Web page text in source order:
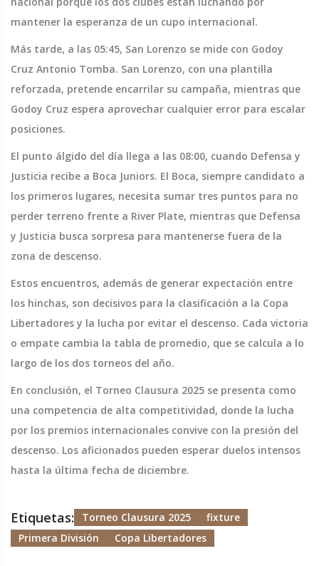
mantener la esperanza de un cupo internacional.
Más tarde, a las 05:45, San Lorenzo se mide con Godoy
Cruz Antonio Tomba. San Lorenzo, con una plantilla
reforzada, pretende encarrilar su campaña, mientras que
Godoy Cruz espera aprovechar cualquier error para escalar
posiciones.
El punto álgido del día llega a las 08:00, cuando Defensa y
Justicia recibe a Boca Juniors. El Boca, siempre candidato a
los primeros lugares, necesita sumar tres puntos para no
perder terreno frente a River Plate, mientras que Defensa
y Justicia busca sorpresa para mantenerse fuera de la
zona de descenso.
Estos encuentros, además de generar expectación entre
los hinchas, son decisivos para la clasificación a la Copa
Libertadores y la lucha por evitar el descenso. Cada victoria
o empate cambia la tabla de promedio, que se calcula a lo
largo de los dos torneos del año.
En conclusión, el Torneo Clausura 2025 se presenta como
una competencia de alta competitividad, donde la lucha
por los premios internacionales convive con la presión del
descenso. Los aficionados pueden esperar duelos intensos
hasta la última fecha de diciembre.
Etiquetas: Torneo Clausura 2025
fixture
Primera División
Copa Libertadores